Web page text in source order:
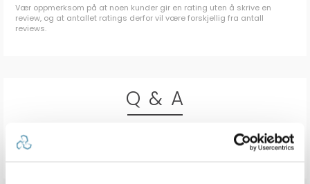
Vær oppmerksom på at noen kunder gir en rating uten å skrive en
review, og at antallet ratings derfor vil være forskjellig fra antall
reviews.
Q & A
Send spørsmålet ditt